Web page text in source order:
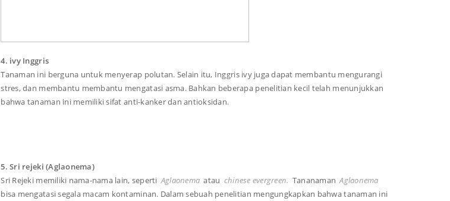
4. ivy Inggris
Tanaman ini berguna untuk menyerap polutan. Selain itu, Inggris ivy juga dapat membantu mengurangi
stres, dan membantu membantu mengatasi asma. Bahkan beberapa penelitian kecil telah menunjukkan
bahwa tanaman ini memiliki sifat anti-kanker dan antioksidan.
5. Sri rejeki (Aglaonema)
Sri Rejeki memiliki nama-nama lain, seperti Aglaonema atau chinese evergreen. Tananaman Aglaonema
bisa mengatasi segala macam kontaminan. Dalam sebuah penelitian mengungkapkan bahwa tanaman ini